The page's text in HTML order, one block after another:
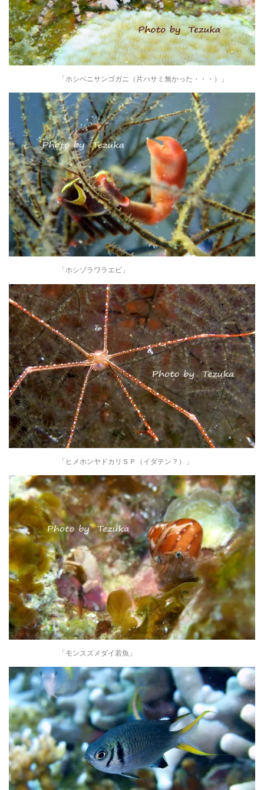
「ホシベニサンゴガニ（片ハサミ無かった・・・）」
「ホシゾラワラエビ」
「ヒメホンヤドカリＳＰ（イダテン？）」
「モンスズメダイ若魚」